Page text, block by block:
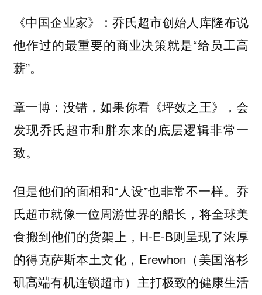
《中国企业家》：乔氏超市创始人库隆布说
他作过的最重要的商业决策就是“给员工高
薪”。
章一博： 没错，如果你看《坪效之王》，会
发现乔氏超市和胖东来的底层逻辑非常一
致。
但是他们的面相和“人设”也非常不一样。乔
氏超市就像一位周游世界的船长，将全球美
食搬到他们的货架上，H-E-B则呈现了浓厚
的得克萨斯本土文化，Erewhon（美国洛杉
矶高端有机连锁超市）主打极致的健康生活